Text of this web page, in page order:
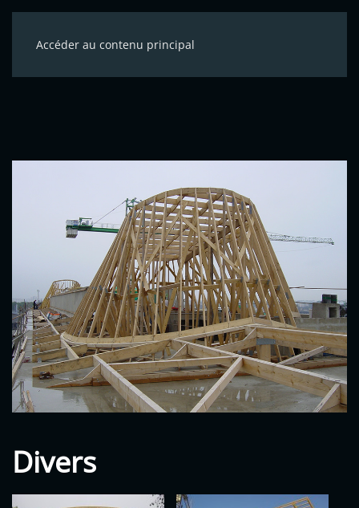
Accéder au contenu principal
Divers